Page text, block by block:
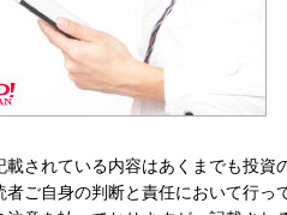
載されている内容はあくまでも投
者ご自身の判断と責任において行